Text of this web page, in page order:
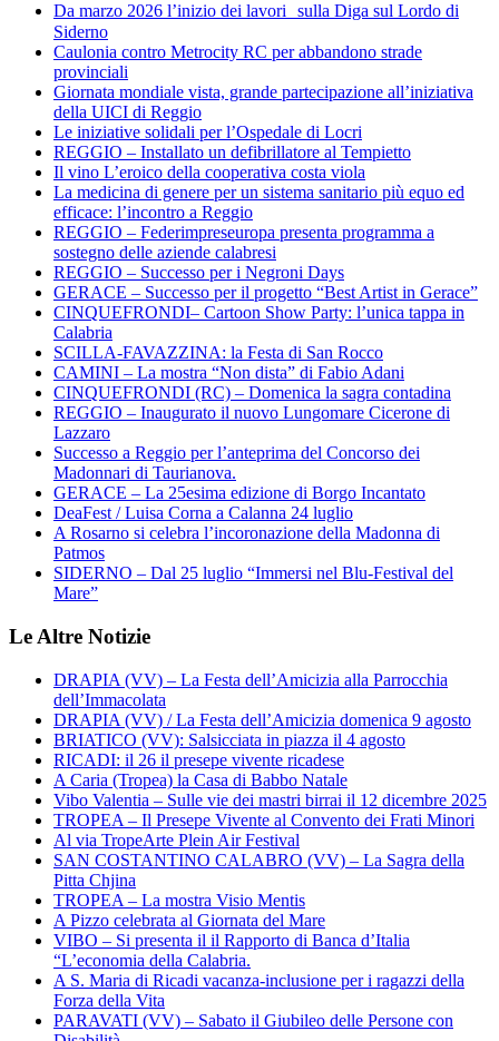
Da marzo 2026 l’inizio dei lavori sulla Diga sul Lordo di
Siderno
Caulonia contro Metrocity RC per abbandono strade
provinciali
Giornata mondiale vista, grande partecipazione all’iniziativa
della UICI di Reggio
Le iniziative solidali per l’Ospedale di Locri
REGGIO – Installato un defibrillatore al Tempietto
Il vino L’eroico della cooperativa costa viola
La medicina di genere per un sistema sanitario più equo ed
efficace: l’incontro a Reggio
REGGIO – Federimpreseuropa presenta programma a
sostegno delle aziende calabresi
REGGIO – Successo per i Negroni Days
GERACE – Successo per il progetto “Best Artist in Gerace”
CINQUEFRONDI– Cartoon Show Party: l’unica tappa in
Calabria
SCILLA-FAVAZZINA: la Festa di San Rocco
CAMINI – La mostra “Non dista” di Fabio Adani
CINQUEFRONDI (RC) – Domenica la sagra contadina
REGGIO – Inaugurato il nuovo Lungomare Cicerone di
Lazzaro
Successo a Reggio per l’anteprima del Concorso dei
Madonnari di Taurianova.
GERACE – La 25esima edizione di Borgo Incantato
DeaFest / Luisa Corna a Calanna 24 luglio
A Rosarno si celebra l’incoronazione della Madonna di
Patmos
SIDERNO – Dal 25 luglio “Immersi nel Blu-Festival del
Mare”
Le Altre Notizie
DRAPIA (VV) – La Festa dell’Amicizia alla Parrocchia
dell’Immacolata
DRAPIA (VV) / La Festa dell’Amicizia domenica 9 agosto
BRIATICO (VV): Salsicciata in piazza il 4 agosto
RICADI: il 26 il presepe vivente ricadese
A Caria (Tropea) la Casa di Babbo Natale
Vibo Valentia – Sulle vie dei mastri birrai il 12 dicembre 2025
TROPEA – Il Presepe Vivente al Convento dei Frati Minori
Al via TropeArte Plein Air Festival
SAN COSTANTINO CALABRO (VV) – La Sagra della
Pitta Chjina
TROPEA – La mostra Visio Mentis
A Pizzo celebrata al Giornata del Mare
VIBO – Si presenta il il Rapporto di Banca d’Italia
“L’economia della Calabria.
A S. Maria di Ricadi vacanza-inclusione per i ragazzi della
Forza della Vita
PARAVATI (VV) – Sabato il Giubileo delle Persone con